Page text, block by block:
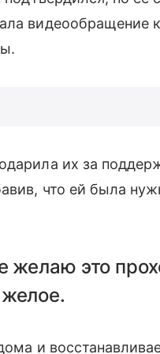
видеообращение
их за
что ей была
желаю это
и